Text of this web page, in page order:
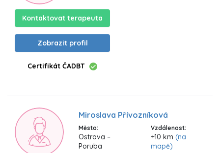
Kontaktovat terapeuta
Zobrazit profil
Certifikát ČADBT
Miroslava Přívozníková
Město:
Ostrava –
Poruba
Vzdálenost:
+10 km(na
mapě)